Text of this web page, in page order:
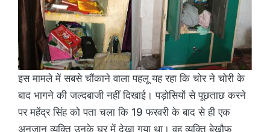
इस मामले में सबसे चौंकाने वाला पहलू यह रहा कि चोर ने चोरी के
बाद भागने की जल्दबाजी नहीं दिखाई। पड़ोसियों से पूछताछ करने
पर महेंद्र सिंह को पता चला कि 19 फरवरी के बाद से ही एक
अनजान व्यक्ति उनके घर में देखा गया था। वह व्यक्ति बेखौफ